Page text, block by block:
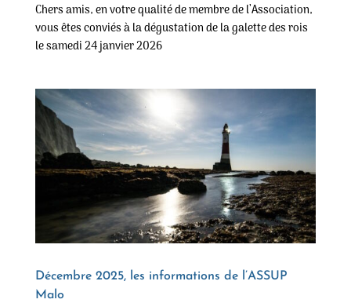
Chers amis, en votre qualité de membre de l’Association,
vous êtes conviés à la dégustation de la galette des rois
le samedi 24 janvier 2026
Décembre 2025, les informations de l’ASSUP
Malo